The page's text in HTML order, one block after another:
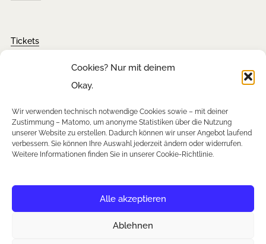
Cookies? Nur mit deinem
Okay.
Wir verwenden technisch notwendige Cookies sowie – mit deiner
Zustimmung – Matomo, um anonyme Statistiken über die Nutzung
unserer Website zu erstellen. Dadurch können wir unser Angebot laufend
verbessern. Sie können Ihre Auswahl jederzeit ändern oder widerrufen.
Weitere Informationen finden Sie in unserer Cookie-Richtlinie.
Alle akzeptieren
Ablehnen
Tickets
Newsletter